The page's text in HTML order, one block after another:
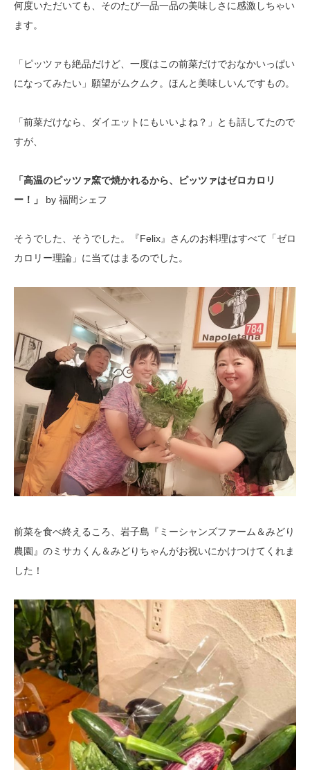
何度いただいても、そのたび一品一品の美味しさに感激しちゃい
ます。
「ピッツァも絶品だけど、一度はこの前菜だけでおなかいっぱい
になってみたい」願望がムクムク。ほんと美味しいんですもの。
「前菜だけなら、ダイエットにもいいよね？」とも話してたので
すが、
「高温のピッツァ窯で焼かれるから、ピッツァはゼロカロリ
ー！」
by 福間シェフ
そうでした、そうでした。『Felix』さんのお料理はすべて「ゼロ
カロリー理論」に当てはまるのでした。
前菜を食べ終えるころ、岩子島『ミーシャンズファーム＆みどり
農園』のミサカくん＆みどりちゃんがお祝いにかけつけてくれま
した！